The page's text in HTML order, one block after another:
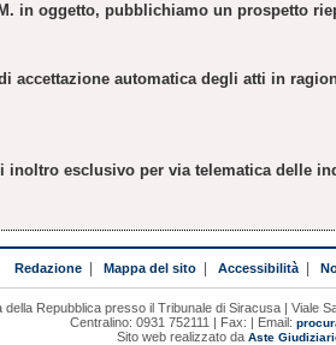
in oggetto, pubblichiamo un prospetto
accettazione automatica degli atti in
esclusivo per via telematica delle
Redazione Mappa del sito Accessibilità
della Repubblica presso il Tribunale di Siracusa | Viale
Centralino: 0931 752111 | Fax: | Email:
Sito web realizzato da Aste